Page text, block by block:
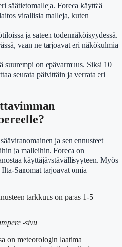
säätietomalleja. Foreca käyttää
virallisia malleja, kuten
ja sateen todennäköisyydessä.
vaan ne tarjoavat eri näkökulmia
suurempi on epävarmuus. Siksi 10
seurata päivittäin ja verrata eri
ja sen ennusteet
ja malleihin. Foreca on
käyttäjäystävällisyyteen. Myös
Sanomat tarjoavat omia
tarkkuus on paras 1-5
-sivu
on meteorologin laatima